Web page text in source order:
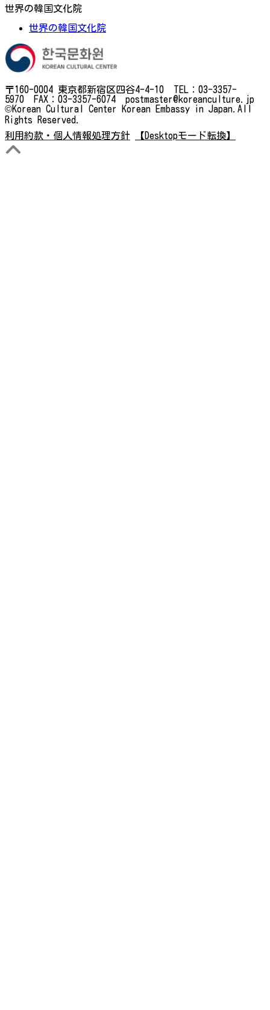
世界の韓国文化院
世界の韓国文化院
〒160-0004 東京都新宿区四谷4-4-10 TEL：03-3357-
5970 FAX：03-3357-6074 postmaster@koreanculture.jp
©Korean Cultural Center Korean Embassy in Japan.All
Rights Reserved.
利用約款・個人情報処理方針
【Desktopモード転換】